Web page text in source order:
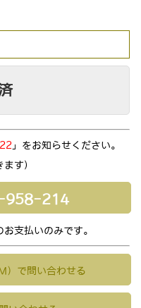
」をお知らせください。
ます)
958-214
支払いのみです。
）で問い合わせる